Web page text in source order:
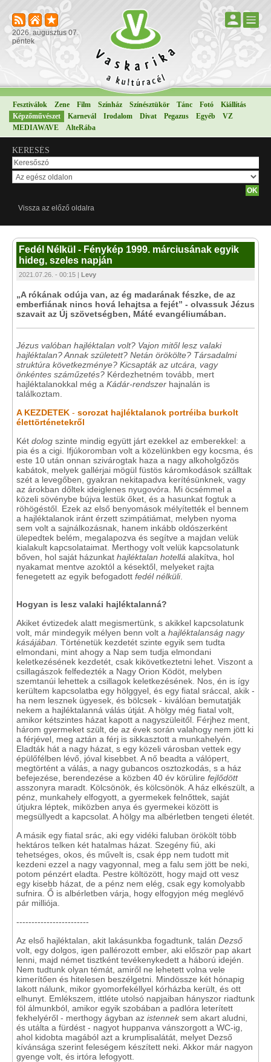
2026. augusztus 07.
péntek
Fesztiválok Zene Film Színház Színésztükör Tánc Fotó
Kiállítás
Képzőművészet
Karnevál Irodalom Divat Pegazus Egyéb
VZ
MEDIAWAVE
AlteRába
KERESÉS
Vissza az előző oldalra
Fedél Nélkül - Fénykép 1999. márciusának egyik
hideg, szeles napján
2021.07.26. - 00:15 | Levy
„A rókának odúja van, az ég madarának fészke, de az
emberfiának nincs hová lehajtsa a fejét” - olvassuk Jézus
szavait az Új szövetségben, Máté evangéliumában.
Jézus valóban hajléktalan volt? Vajon mitől lesz valaki
hajléktalan? Annak született? Netán örökölte? Társadalmi
struktúra következménye? Kicsapták az utcára, vagy
önkéntes száműzetés? Kérdezhetném tovább, mert
hajléktalanokkal még a Kádár-rendszer hajnalán is
találkoztam.
A KEZDETEK - sorozat hajléktalanok portréiba burkolt
élettörténetekről
Két dolog szinte mindig együtt járt ezekkel az emberekkel: a
pia és a cigi. Ifjúkoromban volt a közelünkben egy kocsma, és
este 10 után onnan szivárogtak haza a nagy alkoholgőzös
kabátok, melyek gallérjai mögül füstös káromkodások szálltak
szét a levegőben, gyakran nekitapadva kerítésünknek, vagy
az árokban dőltek ideiglenes nyugovóra. Mi öcsémmel a
közeli sövénybe bújva lestük őket, és a hasunkat fogtuk a
röhögéstől. Ezek az első benyomások mélyítették el bennem
a hajléktalanok iránt érzett szimpátiámat, melyben nyoma
sem volt a sajnálkozásnak, hanem inkább oldószerként
ülepedtek belém, megalapozva és segítve a majdan velük
kialakult kapcsolataimat. Merthogy volt velük kapcsolatunk
bőven, hol saját házunkat hajléktalan hotellá alakítva, hol
nyakamat mentve azoktól a késektől, melyeket rajta
fenegetett az egyik befogadott fedél nélküli.
Hogyan is lesz valaki hajléktalanná?
Akiket évtizedek alatt megismertünk, s akikkel kapcsolatunk
volt, már mindegyik mélyen benn volt a hajléktalanság nagy
kásájában. Történetük kezdetét szinte egyik sem tudta
elmondani, mint ahogy a Nap sem tudja elmondani
keletkezésének kezdetét, csak kikövetkeztetni lehet. Viszont a
csillagászok felfedezték a Nagy Orion Ködöt, melyben
szemtanúi lehettek a csillagok keletkezésének. Nos, én is így
kerültem kapcsolatba egy hölggyel, és egy fiatal sráccal, akik -
ha nem lesznek ügyesek, és bölcsek - kiválóan bemutatják
nekem a hajléktalanná válás útját. A hölgy még fiatal volt,
amikor kétszintes házat kapott a nagyszüleitől. Férjhez ment,
három gyermeket szült, de az évek során valahogy nem jött ki
a férjével, meg aztán a férj is sikkasztott a munkahelyén.
Eladták hát a nagy házat, s egy közeli városban vettek egy
épülőfélben lévő, jóval kisebbet. A nő beadta a válópert,
megtörtént a válás, a nagy gubancos osztozkodás, s a ház
befejezése, berendezése a közben 40 év körülire fejlődött
asszonyra maradt. Kölcsönök, és kölcsönök. A ház elkészült, a
pénz, munkahely elfogyott, a gyermekek felnőttek, saját
útjukra léptek, miközben anya és gyermekei között is
megsüllyedt a kapcsolat. A hölgy ma albérletben tengeti életét.
A másik egy fiatal srác, aki egy vidéki faluban örökölt több
hektáros telken két hatalmas házat. Szegény fiú, aki
tehetséges, okos, és művelt is, csak épp nem tudott mit
kezdeni ezzel a nagy vagyonnal, meg a falu sem jött be neki,
potom pénzért eladta. Pestre költözött, hogy majd ott vesz
egy kisebb házat, de a pénz nem elég, csak egy komolyabb
sufnira. Ő is albérletben várja, hogy elfogyjon még meglévő
pár milliója.
------------------------
Az első hajléktalan, akit lakásunkba fogadtunk, talán Dezső
volt, egy dolgos, igen pallérozott ember, aki először pap akart
lenni, majd német tisztként tevékenykedett a háború idején.
Nem tudtunk olyan témát, amiről ne lehetett volna vele
kimerítően és hitelesen beszélgetni. Mindössze két hónapig
lakott nálunk, mikor gyomorfekéllyel kórházba került, és ott
elhunyt. Emlékszem, ittléte utolsó napjaiban hányszor riadtunk
föl álmunkból, amikor egyik szobában a padlóra leterített
fekhelyéről - merthogy ágyban az istenneksem akart aludni,
és utálta a fürdést - nagyot huppanva vánszorgott a WC-ig,
ahol kidobta magából azt a krumplisalátát, melyet Dezső
kívánsága szerint feleségem készített neki. Akkor már nagyon
gyenge volt, és irtóra lefogyott.